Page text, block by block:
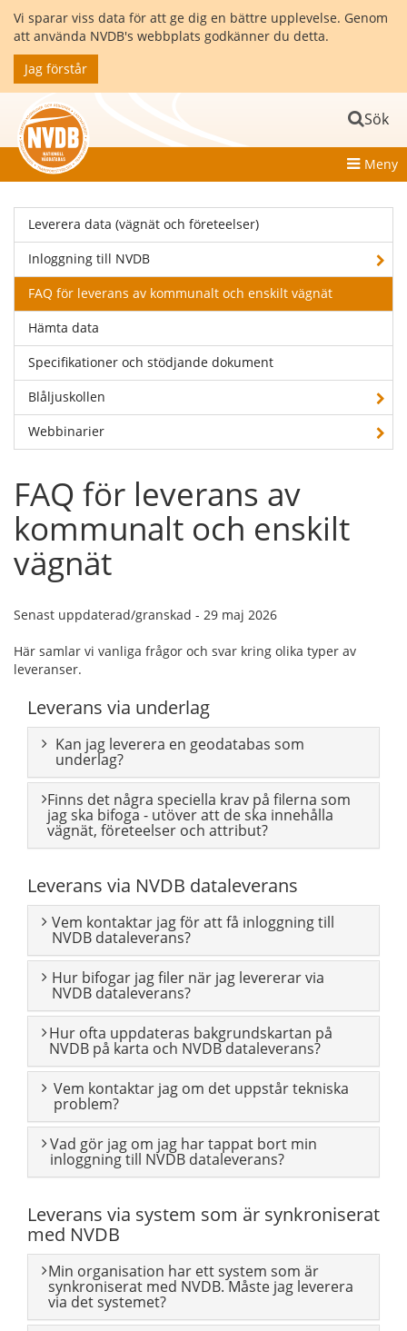
Vi sparar viss data för att ge dig en bättre upplevelse. Genom
att använda NVDB's webbplats godkänner du detta.
Jag förstår
Sök
Meny
Leverera data (vägnät och företeelser)
Inloggning till NVDB
FAQ för leverans av kommunalt och enskilt vägnät
Hämta data
Specifikationer och stödjande dokument
Blåljuskollen
Webbinarier
FAQ för leverans av
kommunalt och enskilt
vägnät
Senast uppdaterad/granskad - 29 maj 2026
Här samlar vi vanliga frågor och svar kring olika typer av
leveranser.
Leverans via underlag
Kan jag leverera en geodatabas som
underlag?
Finns det några speciella krav på filerna som
jag ska bifoga - utöver att de ska innehålla
vägnät, företeelser och attribut?
Leverans via NVDB dataleverans
Vem kontaktar jag för att få inloggning till
NVDB dataleverans?
Hur bifogar jag filer när jag levererar via
NVDB dataleverans?
Hur ofta uppdateras bakgrundskartan på
NVDB på karta och NVDB dataleverans?
Vem kontaktar jag om det uppstår tekniska
problem?
Vad gör jag om jag har tappat bort min
inloggning till NVDB dataleverans?
Leverans via system som är synkroniserat
med NVDB
Min organisation har ett system som är
synkroniserat med NVDB. Måste jag leverera
via det systemet?